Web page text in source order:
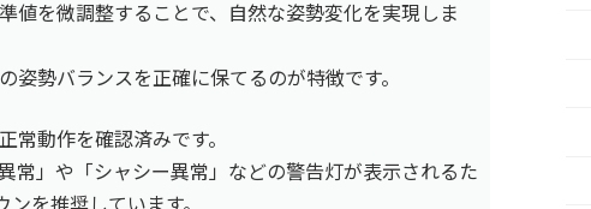
値を微調整することで、自然な姿勢変化を実現しま
勢バランスを正確に保てるのが特徴です。
常動作を確認済みです。
常」や「シャシー異常」などの警告灯が表示されるた
を推奨しています。